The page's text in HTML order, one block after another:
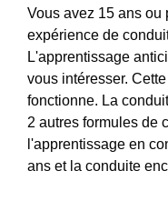
Vous avez 15 ans ou
expérience de
L'apprentissage
vous intéresser.
fonctionne. La
2 autres formules de
l'apprentissage en
ans et la conduite